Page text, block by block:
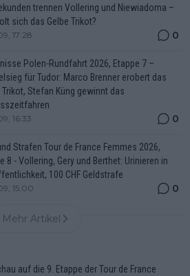
trennen Vollering und Niewiadoma –
sich das Gelbe Trikot?
17:28 0
Polen-Rundfahrt 2026, Etappe 7 –
für Tudor: Marco Brenner erobert das
Trikot, Stefan Küng gewinnt das
16:33 0
Strafen Tour de France Femmes 2026,
8 - Vollering, Gery und Berthet: Urinieren in
100 CHF Geldstrafe
15:00 0
Mehr Artikel
auf die 9. Etappe der Tour de France